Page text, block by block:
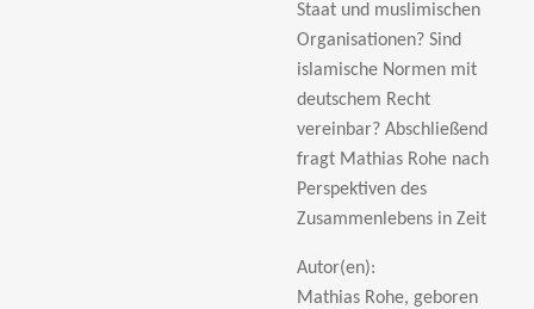
Staat und muslimischen
Organisationen? Sind
islamische Normen mit
deutschem Recht
vereinbar? Abschließend
fragt Mathias Rohe nach
Perspektiven des
Zusammenlebens in Zeit
Autor(en):
Mathias Rohe, geboren